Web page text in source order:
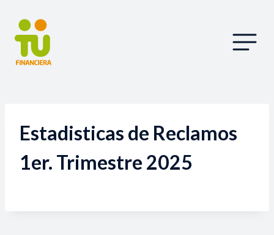
Estadisticas de Reclamos
1er. Trimestre 2025